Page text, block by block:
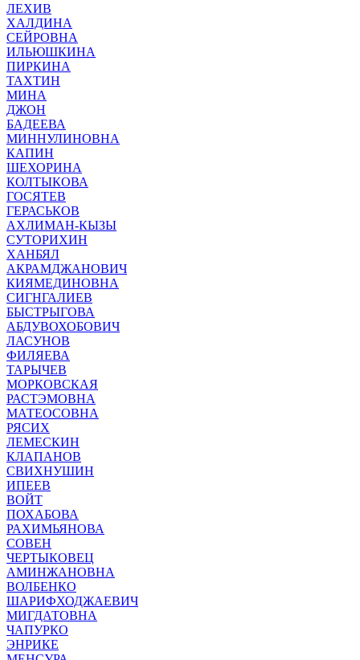
ЛЕХИВ
ХАЛДИНА
СЕЙРОВНА
ИЛЬЮШКИНА
ПИРКИНА
ТАХТИН
МИНА
ДЖОН
БАДЕЕВА
МИННУЛИНОВНА
КАПИН
ШЕХОРИНА
КОЛТЫКОВА
ГОСЯТЕВ
ГЕРАСЬКОВ
АХЛИМАН-КЫЗЫ
СУТОРИХИН
ХАНБЯЛ
АКРАМДЖАНОВИЧ
КИЯМЕДИНОВНА
СИГНГАЛИЕВ
БЫСТРЫГОВА
АБДУВОХОБОВИЧ
ЛАСУНОВ
ФИЛЯЕВА
ТАРЫЧЕВ
МОРКОВСКАЯ
РАСТЭМОВНА
МАТЕОСОВНА
РЯСИХ
ЛЕМЕСКИН
КЛАПАНОВ
СВИХНУШИН
ИПЕЕВ
ВОЙТ
ПОХАБОВА
РАХИМЬЯНОВА
СОВЕН
ЧЕРТЫКОВЕЦ
АМИНЖАНОВНА
ВОЛБЕНКО
ШАРИФХОДЖАЕВИЧ
МИГДАТОВНА
ЧАПУРКО
ЭНРИКЕ